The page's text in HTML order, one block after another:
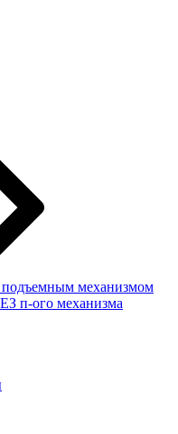
подъемным механизмом
п-ого механизма